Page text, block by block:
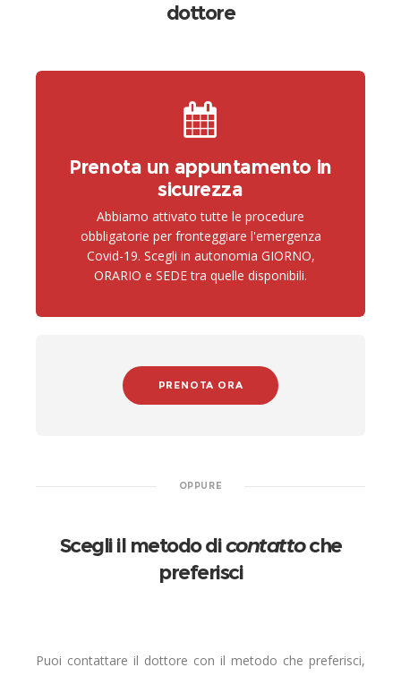
dottore
Prenota un appuntamento in
sicurezza
Abbiamo attivato tutte le procedure
obbligatorie per fronteggiare l'emergenza
Covid-19. Scegli in autonomia GIORNO,
ORARIO e SEDE tra quelle disponibili.
PRENOTA ORA
OPPURE
Scegli il metodo dicontattoche
preferisci
Puoi contattare il dottore con il metodo che preferisci,